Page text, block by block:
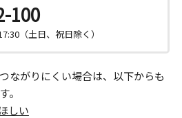
100
（土日、祝日除く）
ながりにくい場合は、以下からも
。
しい